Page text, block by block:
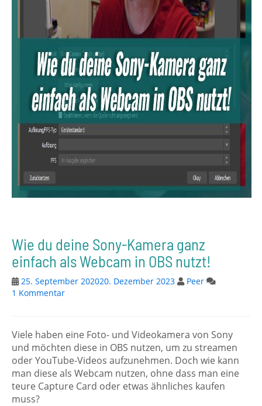
Wie du deine Sony-Kamera ganz
einfach als Webcam in OBS nutzt!
25. September 202020. Dezember 2023
Peer
1 Kommentar
Viele haben eine Foto- und Videokamera von Sony
und möchten diese in OBS nutzen, um zu streamen
oder YouTube-Videos aufzunehmen. Doch wie kann
man diese als Webcam nutzen, ohne dass man eine
teure Capture Card oder etwas ähnliches kaufen
muss?